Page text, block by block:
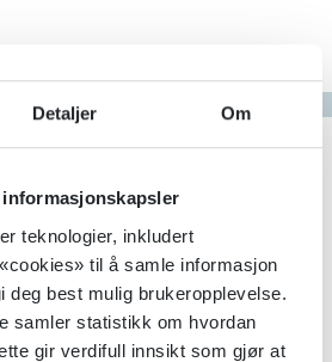
Detaljer Om
teknologier, inkludert
til å samle informasjon
deg best mulig brukeropplevelse.
samler statistikk om hvordan
gir verdifull innsikt som gjør at
Alfabetisk